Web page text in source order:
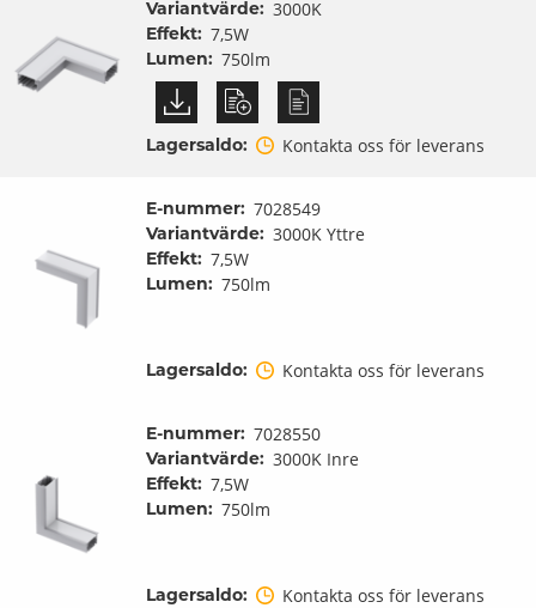
Variantvärde: 3000K
Effekt: 7,5W
Lumen: 750lm
Lagersaldo: Kontakta oss för leverans
E-nummer: 7028549
Variantvärde: 3000K Yttre
Effekt: 7,5W
Lumen: 750lm
Lagersaldo: Kontakta oss för leverans
E-nummer: 7028550
Variantvärde: 3000K Inre
Effekt: 7,5W
Lumen: 750lm
Lagersaldo: Kontakta oss för leverans